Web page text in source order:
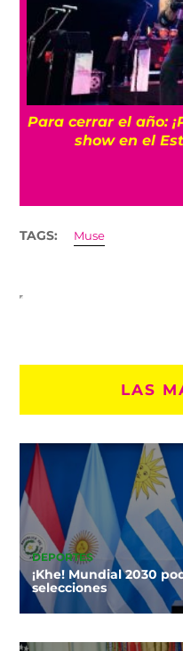
Para cerrar el año:
show en el
TAGS: Muse
LAS
DEPORTES
¡Khe! Mundial 2030
selecciones